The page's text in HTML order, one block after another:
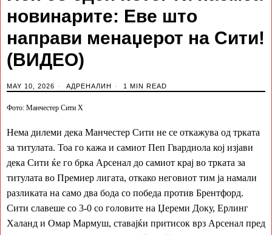
новинарите: Еве што
направи менаџерот на Сити!
(ВИДЕО)
MAY 10, 2026 АДРЕНАЛИН 1 MIN READ
Фото: Манчестер Сити Х
Нема дилеми дека Манчестер Сити не се откажува од трката
за титулата. Тоа го кажа и самиот Пеп Гвардиола кој изјави
дека Сити ќе го брка Арсенал до самиот крај во трката за
титулата во Премиер лигата, откако неговиот тим ја намали
разликата на само два бода со победа против Брентфорд.
Сити славеше со 3-0 со головите на Џереми Доку, Ерлинг
Халанд и Омар Мармуш, ставајќи притисок врз Арсенал пред